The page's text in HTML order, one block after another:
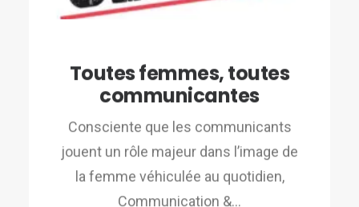
Toutes femmes, toutes
communicantes
Consciente que les communicants
jouent un rôle majeur dans l’image de
la femme véhiculée au quotidien,
Communication &…